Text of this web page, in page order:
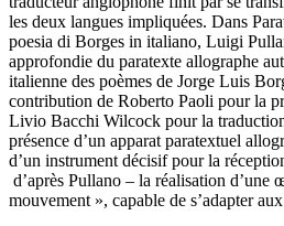
les deux langues impliquées. Dans
poesia di Borges in italiano, Luigi
approfondie du paratexte allographe
italienne des poèmes de Jorge Luis
contribution de Roberto Paoli pour la
Livio Bacchi Wilcock pour la
présence d’un apparat paratextuel
d’un instrument décisif pour la
d’après Pullano – la réalisation d’une
mouvement », capable de s’adapter